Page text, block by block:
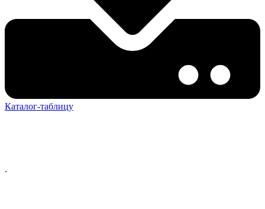
Каталог-таблицу
.